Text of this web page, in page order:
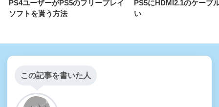
PS4ユーザーがPS5のフリープレイ
ソフトを貰う方法
PS5にHDMI2.1のケーブ
い
この記事を書いた人